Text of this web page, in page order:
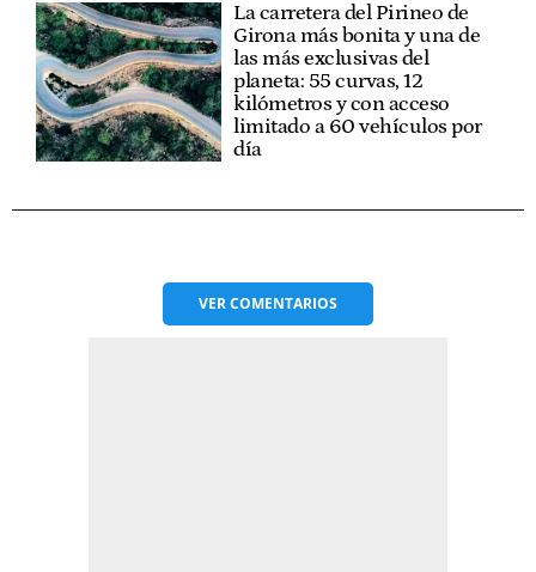
La carretera del Pirineo de
Girona más bonita y una de
las más exclusivas del
planeta: 55 curvas, 12
kilómetros y con acceso
limitado a 60 vehículos por
día
VERCOMENTARIOS